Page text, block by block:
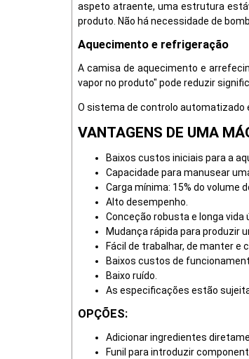
aspeto atraente, uma estrutura
produto. Não há necessidade de
Aquecimento e refrigeração
A camisa de aquecimento e
vapor no produto" pode reduzir
O sistema de controlo automatizado
VANTAGENS DE UMA
Baixos custos iniciais para a
Capacidade para manusear
Carga mínima: 15% do volume
Alto desempenho.
Conceção robusta e longa vida
Mudança rápida para produzir
Fácil de trabalhar, de manter e
Baixos custos de
Baixo ruído.
As especificações estão
OPÇÕES:
Adicionar ingredientes
Funil para introduzir